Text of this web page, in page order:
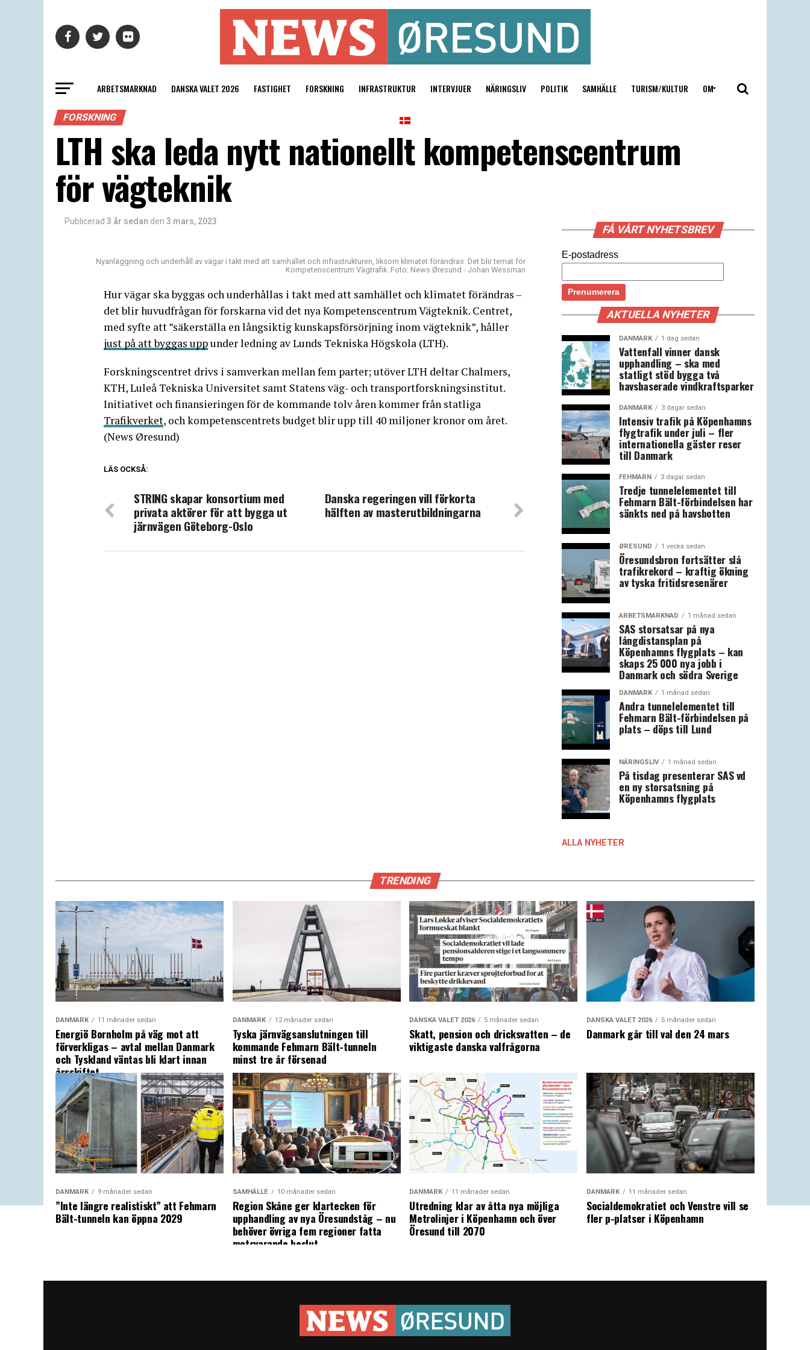
ARBETSMARKNAD DANSKA VALET 2026 FASTIGHET FORSKNING INFRASTRUKTUR INTERVJUER NÄRINGSLIV POLITIK SAMHÄLLE TURISM/KULTUR OM
FORSKNING
LTH ska leda nytt nationellt kompetenscentrum
för vägteknik
Publicerad 3 år sedan den 3 mars, 2023
Nyanläggning och underhåll av vägar i takt med att samhället och infrastrukturen, liksom klimatet förändras. Det blir temat för
Kompetenscentrum Vägtrafik. Foto: News Øresund - Johan Wessman
Hur vägar ska byggas och underhållas i takt med att samhället och klimatet förändras –
det blir huvudfrågan för forskarna vid det nya Kompetenscentrum Vägteknik. Centret,
med syfte att ”säkerställa en långsiktig kunskapsförsörjning inom vägteknik”, håller
just på att byggas uppunder ledning av Lunds Tekniska Högskola (LTH).
Forskningscentret drivs i samverkan mellan fem parter; utöver LTH deltar Chalmers,
KTH, Luleå Tekniska Universitet samt Statens väg- och transportforskningsinstitut.
Initiativet och finansieringen för de kommande tolv åren kommer från statliga
Trafikverket, och kompetenscentrets budget blir upp till 40 miljoner kronor om året.
(News Øresund)
LÄS OCKSÅ:
Danska regeringen vill förkorta
hälften av masterutbildningarna
STRING skapar konsortium med
privata aktörer för att bygga ut
järnvägen Göteborg-Oslo
FÅ VÅRT NYHETSBREV
E-postadress
AKTUELLA NYHETER
DANMARK 1 dag sedan
Vattenfall vinner dansk
upphandling – ska med
statligt stöd bygga två
havsbaserade vindkraftsparker
DANMARK 3 dagar sedan
Intensiv trafik på Köpenhamns
flygtrafik under juli – fler
internationella gäster reser
till Danmark
FEHMARN 3 dagar sedan
Tredje tunnelelementet till
Fehmarn Bält-förbindelsen har
sänkts ned på havsbotten
ØRESUND 1 vecka sedan
Öresundsbron fortsätter slå
trafikrekord – kraftig ökning
av tyska fritidsresenärer
ARBETSMARKNAD 1 månad sedan
SAS storsatsar på nya
långdistansplan på
Köpenhamns flygplats – kan
skaps 25 000 nya jobb i
Danmark och södra Sverige
DANMARK 1 månad sedan
Andra tunnelelementet till
Fehmarn Bält-förbindelsen på
plats – döps till Lund
NÄRINGSLIV 1 månad sedan
På tisdag presenterar SAS vd
en ny storsatsning på
Köpenhamns flygplats
ALLA NYHETER
TRENDING
DANMARK 11 månader sedan
Energiö Bornholm på väg mot att
förverkligas – avtal mellan Danmark
och Tyskland väntas bli klart innan
årsskiftet
DANMARK 12 månader sedan
Tyska järnvägsanslutningen till
kommande Fehmarn Bält-tunneln
minst tre år försenad
DANSKA VALET 2026 5 månader sedan
Skatt, pension och dricksvatten – de
viktigaste danska valfrågorna
DANSKA VALET 2026 5 månader sedan
Danmark går till val den 24 mars
DANMARK 9 månader sedan
”Inte längre realistiskt” att Fehmarn
Bält-tunneln kan öppna 2029
SAMHÄLLE 10 månader sedan
Region Skåne ger klartecken för
upphandling av nya Öresundståg – nu
behöver övriga fem regioner fatta
motsvarande beslut
DANMARK 11 månader sedan
Utredning klar av åtta nya möjliga
Metrolinjer i Köpenhamn och över
Öresund till 2070
DANMARK 11 månader sedan
Socialdemokratiet och Venstre vill se
fler p-platser i Köpenhamn